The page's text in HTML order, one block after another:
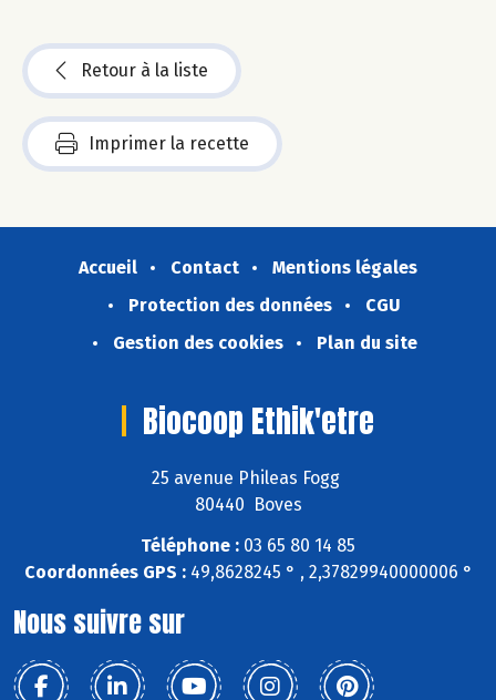
Retour à la liste
Imprimer la recette
Accueil Contact
Mentions légales
Protection des données
CGU
Gestion des cookies
Plan du site
Biocoop Ethik'etre
25 avenue Phileas Fogg
80440 Boves
Téléphone : 03 65 80 14 85
Coordonnées GPS :49,8628245 ° , 2,37829940000006 °
Nous suivre sur